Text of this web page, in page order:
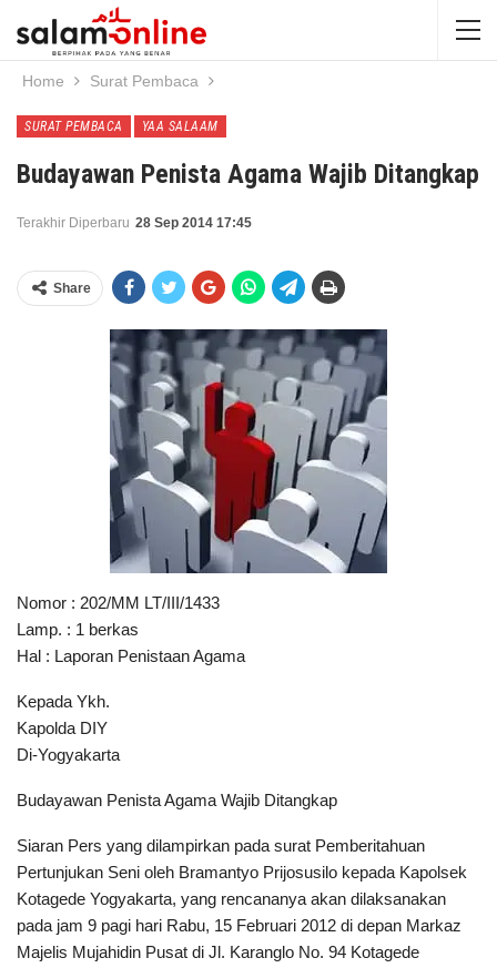
Home Surat Pembaca
SURAT PEMBACA YAA SALAAM
Budayawan Penista Agama Wajib Ditangkap
Terakhir Diperbaru 28 Sep 2014 17:45
Share
Nomor : 202/MM LT/III/1433
Lamp. : 1 berkas
Hal : Laporan Penistaan Agama
Kepada Ykh.
Kapolda DIY
Di-Yogyakarta
Budayawan Penista Agama Wajib Ditangkap
Siaran Pers yang dilampirkan pada surat Pemberitahuan
Pertunjukan Seni oleh Bramantyo Prijosusilo kepada Kapolsek
Kotagede Yogyakarta, yang rencananya akan dilaksanakan
pada jam 9 pagi hari Rabu, 15 Februari 2012 di depan Markaz
Majelis Mujahidin Pusat di Jl. Karanglo No. 94 Kotagede